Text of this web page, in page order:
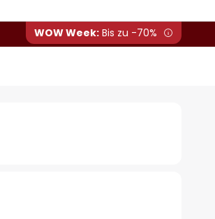
WOW Week: Bis zu -70%